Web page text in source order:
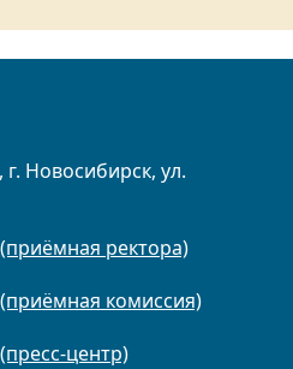
г. Новосибирск, ул.
ректора)
комиссия)
центр)